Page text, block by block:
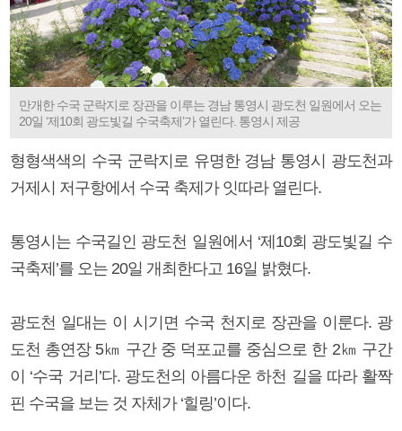
만개한 수국 군락지로 장관을 이루는 경남 통영시 광도천 일원에서 오는
20일 ‘제10회 광도빛길 수국축제’가 열린다. 통영시 제공
형형색색의 수국 군락지로 유명한 경남 통영시 광도천과
거제시 저구항에서 수국 축제가 잇따라 열린다.
통영시는 수국길인 광도천 일원에서 ‘제10회 광도빛길 수
국축제’를 오는 20일 개최한다고 16일 밝혔다.
광도천 일대는 이 시기면 수국 천지로 장관을 이룬다. 광
도천 총연장 5㎞ 구간 중 덕포교를 중심으로 한 2㎞ 구간
이 ‘수국 거리’다. 광도천의 아름다운 하천 길을 따라 활짝
핀 수국을 보는 것 자체가 ‘힐링’이다.